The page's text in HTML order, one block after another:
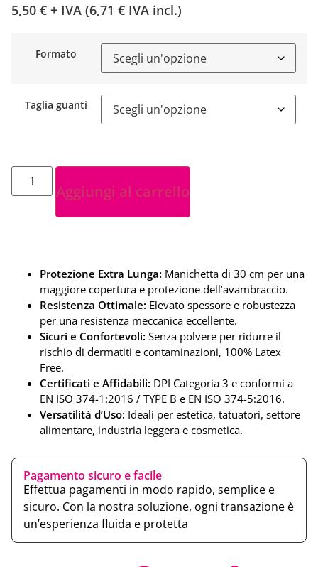
5,50 € + IVA (6,71 € IVA incl.)
Formato
Taglia guanti
Aggiungi al carrello
Protezione Extra Lunga: Manichetta di 30 cm per una
maggiore copertura e protezione dell’avambraccio.
Resistenza Ottimale: Elevato spessore e robustezza
per una resistenza meccanica eccellente.
Sicuri e Confortevoli: Senza polvere per ridurre il
rischio di dermatiti e contaminazioni, 100% Latex
Free.
Certificati e Affidabili: DPI Categoria 3 e conformi a
EN ISO 374-1:2016 / TYPE B e EN ISO 374-5:2016.
Versatilità d’Uso: Ideali per estetica, tatuatori, settore
alimentare, industria leggera e cosmetica.
Pagamento sicuro e facile
Effettua pagamenti in modo rapido, semplice e
sicuro. Con la nostra soluzione, ogni transazione è
un’esperienza fluida e protetta